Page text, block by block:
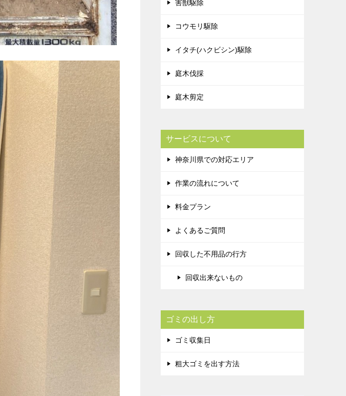
害獣駆除
コウモリ駆除
イタチ(ハクビシン)駆除
庭木伐採
庭木剪定
サービスについて
神奈川県での対応エリア
作業の流れについて
料金プラン
よくあるご質問
回収した不用品の行方
回収出来ないもの
ゴミの出し方
ゴミ収集日
粗大ゴミを出す方法